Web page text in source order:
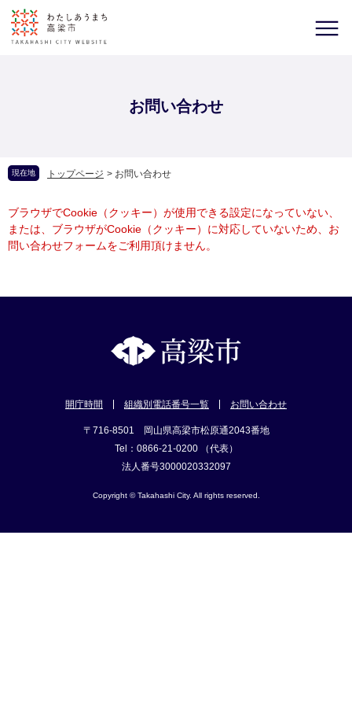
お問い合わせ
現在地 トップページ > お問い合わせ
ブラウザでCookie（クッキー）が使用できる設定になっていない、
または、ブラウザがCookie（クッキー）に対応していないため、お
問い合わせフォームをご利用頂けません。
開庁時間 組織別電話番号一覧 お問い合わせ
〒716-8501 岡山県高梁市松原通2043番地
Tel：0866-21-0200 （代表）
法人番号3000020332097
Copyright © Takahashi City. All rights reserved.